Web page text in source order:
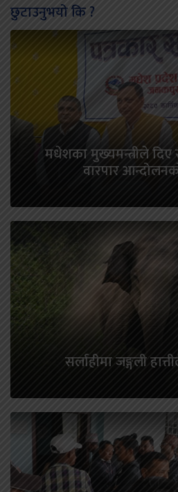
छुटाउनुभयो कि ?
मधेशका मुख्यमन्त्रीले
वारपार
सर्लाहीमा जङ्गली